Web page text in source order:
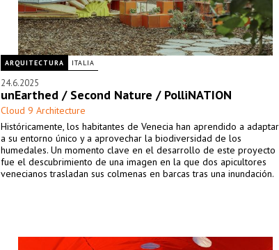
ARQUITECTURA ITALIA
24.6.2025
unEarthed / Second Nature / PolliNATION
Cloud 9 Architecture
Históricamente, los habitantes de Venecia han aprendido a
a su entorno único y a aprovechar la biodiversidad de los
humedales. Un momento clave en el desarrollo de este proyecto
fue el descubrimiento de una imagen en la que dos apicultores
venecianos trasladan sus colmenas en barcas tras una inundación.